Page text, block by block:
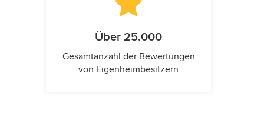
Über 25.000
Gesamtanzahl der Bewertungen
von Eigenheimbesitzern